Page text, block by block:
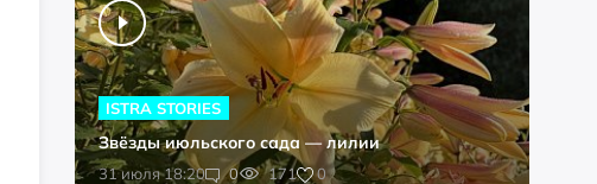
31 июля 18:20 0 171 0
ISTRA STORIES
Звёзды июльского сада — лилии